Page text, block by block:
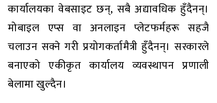
कार्यालयका वेबसाइट छन्, सबै अद्यावधिक हुँदैनन्।
मोबाइल एप्स वा अनलाइन प्लेटफर्महरू सहजै
चलाउन सक्ने गरी प्रयोगकर्तामैत्री हुँदैनन्। सरकारले
बनाएको एकीकृत कार्यालय व्यवस्थापन प्रणाली
बेलामा खुल्दैन।